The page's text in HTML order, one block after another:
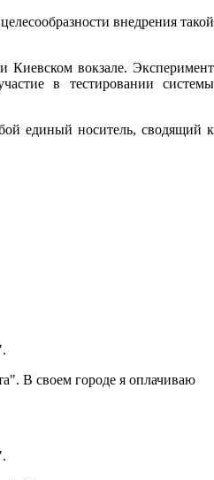
внедрения такой
вокзале. Эксперимент
в тестировании системы
единый носитель, сводящий к
В своем городе я оплачиваю